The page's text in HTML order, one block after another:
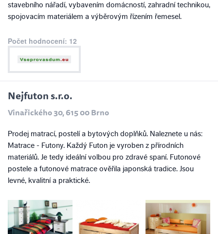
stavebního nářadí, vybavením domácností, zahradní technikou,
spojovacím materiálem a výběrovým řízením řemesel.
Počet hodnocení: 12
Nejfuton s.r.o.
Vinařického 30, 615 00 Brno
Prodej matrací, postelí a bytových doplňků. Naleznete u nás:
Matrace - Futony. Každý Futon je vyroben z přírodních
materiálů. Je tedy ideální volbou pro zdravé spaní. Futonové
postele a futonové matrace ověřila japonská tradice. Jsou
levné, kvalitní a praktické.